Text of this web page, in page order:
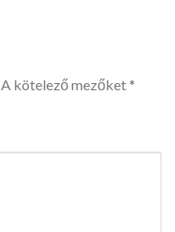
A kötelező mezőket *